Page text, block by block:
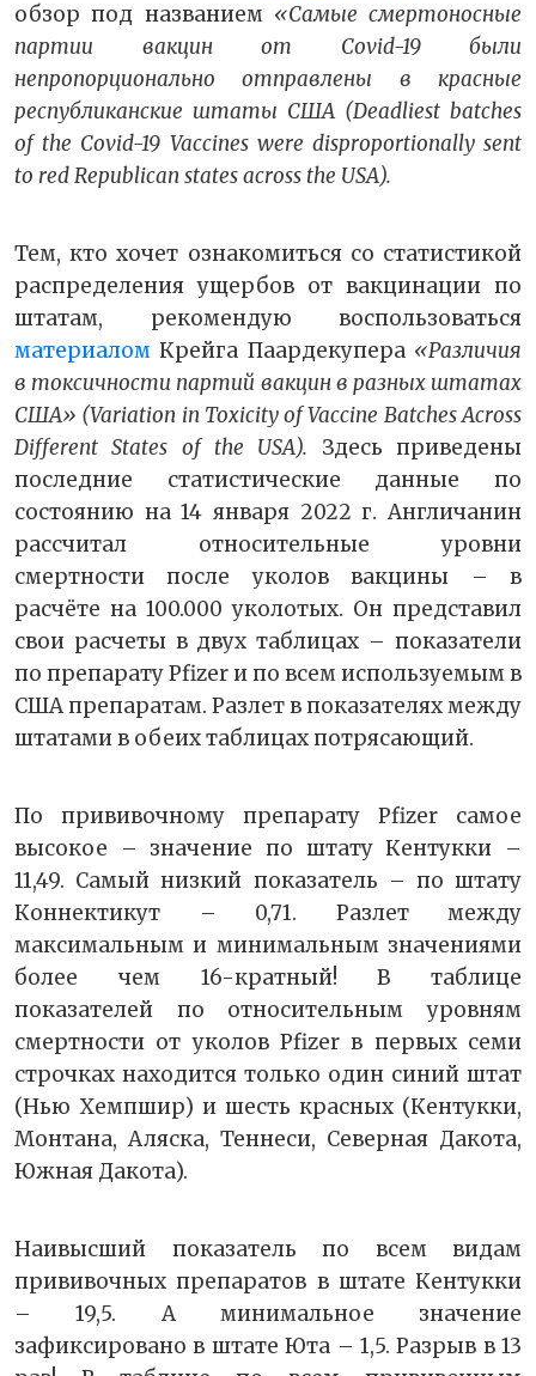
обзор под названием «Самые смертоносные
партии вакцин от Covid-19 были
непропорционально отправлены в красные
республиканские штаты США (Deadliest batches
of the Covid-19 Vaccines were disproportionally sent
to red Republican states across the USA).
Тем, кто хочет ознакомиться со статистикой
распределения ущербов от вакцинации по
штатам, рекомендую воспользоваться
материалом Крейга Паардекупера «Различия
в токсичности партий вакцин в разных штатах
США» (Variation in Toxicity of Vaccine Batches Across
Different States of the USA). Здесь приведены
последние статистические данные по
состоянию на 14 января 2022 г. Англичанин
рассчитал относительные уровни
смертности после уколов вакцины – в
расчёте на 100.000 уколотых. Он представил
свои расчеты в двух таблицах – показатели
по препарату Pfizer и по всем используемым в
США препаратам. Разлет в показателях между
штатами в обеих таблицах потрясающий.
По прививочному препарату Pfizer самое
высокое – значение по штату Кентукки –
11,49. Самый низкий показатель – по штату
Коннектикут – 0,71. Разлет между
максимальным и минимальным значениями
более чем 16-кратный! В таблице
показателей по относительным уровням
смертности от уколов Pfizer в первых семи
строчках находится только один синий штат
(Нью Хемпшир) и шесть красных (Кентукки,
Монтана, Аляска, Теннеси, Северная Дакота,
Южная Дакота).
Наивысший показатель по всем видам
прививочных препаратов в штате Кентукки
– 19,5. А минимальное значение
зафиксировано в штате Юта – 1,5. Разрыв в 13